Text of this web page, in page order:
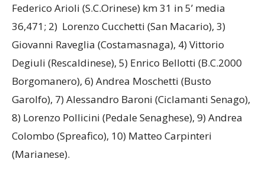
Federico Arioli (S.C.Orinese) km 31 in 5’ media
36,471; 2) Lorenzo Cucchetti (San Macario), 3)
Giovanni Raveglia (Costamasnaga), 4) Vittorio
Degiuli (Rescaldinese), 5) Enrico Bellotti (B.C.2000
Borgomanero), 6) Andrea Moschetti (Busto
Garolfo), 7) Alessandro Baroni (Ciclamanti Senago),
8) Lorenzo Pollicini (Pedale Senaghese), 9) Andrea
Colombo (Spreafico), 10) Matteo Carpinteri
(Marianese).